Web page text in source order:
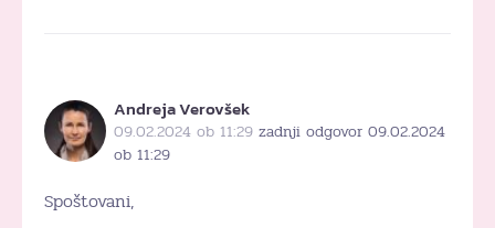
Andreja Verovšek
09.02.2024 ob 11:29 zadnji odgovor 09.02.2024
ob 11:29
Spoštovani,